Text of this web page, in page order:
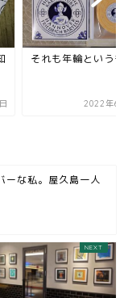
それも年輪というも
2022年6
ーな私。屋久島一人